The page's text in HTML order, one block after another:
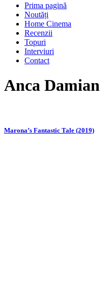
Prima pagină
Noutăți
Home Cinema
Recenzii
Topuri
Interviuri
Contact
Anca Damian
Marona’s Fantastic Tale (2019)